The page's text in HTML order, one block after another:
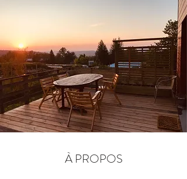
À PROPOS